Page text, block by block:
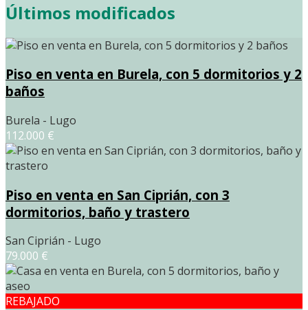
Últimos modificados
Piso en venta en Burela, con 5 dormitorios y 2
baños
Burela - Lugo
112.000 €
Piso en venta en San Ciprián, con 3
dormitorios, baño y trastero
San Ciprián - Lugo
79.000 €
REBAJADO